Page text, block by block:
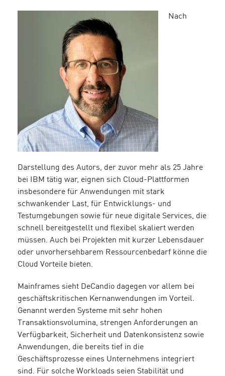
Nach
Darstellung des Autors, der zuvor mehr als 25 Jahre
bei IBM tätig war, eignen sich Cloud-Plattformen
insbesondere für Anwendungen mit stark
schwankender Last, für Entwicklungs- und
Testumgebungen sowie für neue digitale Services, die
schnell bereitgestellt und flexibel skaliert werden
müssen. Auch bei Projekten mit kurzer Lebensdauer
oder unvorhersehbarem Ressourcenbedarf könne die
Cloud Vorteile bieten.
Mainframes sieht DeCandio dagegen vor allem bei
geschäftskritischen Kernanwendungen im Vorteil.
Genannt werden Systeme mit sehr hohen
Transaktionsvolumina, strengen Anforderungen an
Verfügbarkeit, Sicherheit und Datenkonsistenz sowie
Anwendungen, die bereits tief in die
Geschäftsprozesse eines Unternehmens integriert
sind. Für solche Workloads seien Stabilität und